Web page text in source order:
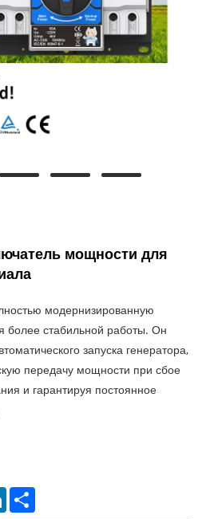
мощности для
модернизированную
более стабильной работы. Он
запуска генератора,
передачу мощности при сбое
и гарантируя постоянное
LinkedIn